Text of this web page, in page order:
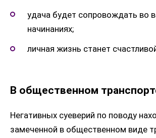
удача будет сопровождать во
начинаниях;
личная жизнь станет
В общественном
Негативных суеверий по поводу
замеченной в общественном виде